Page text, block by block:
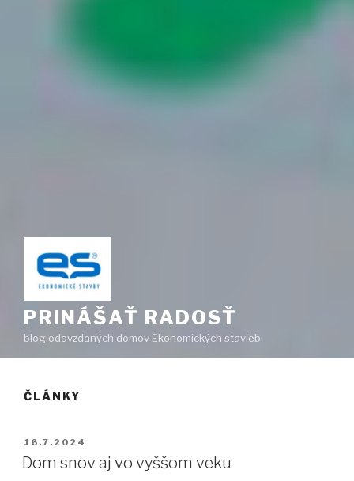
PRINÁŠAŤ RADOSŤ
blog odovzdaných domov Ekonomických stavieb
ČLÁNKY
PUBLIKOVANÉ
16.7.2024
Dom snov aj vo vyššom veku